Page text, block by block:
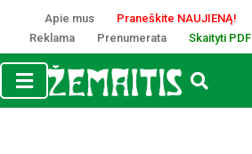
Apie mus
Praneškite NAUJIENĄ!
Reklama
Prenumerata Skaityti PDF